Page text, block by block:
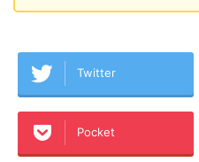
Twitter
Pocket